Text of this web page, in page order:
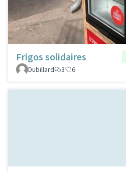
Frigos solidaires
Dubillard
3 6